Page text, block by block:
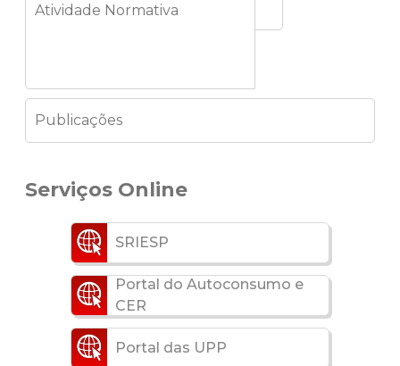
Atividade Normativa
Publicações
Serviços Online
SRIESP
Portal do Autoconsumo e
CER
Portal das UPP